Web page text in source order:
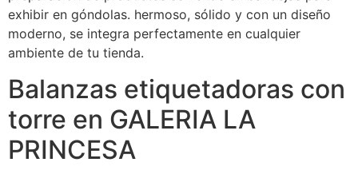
exhibir en góndolas. hermoso, sólido y con un diseño
moderno, se integra perfectamente en cualquier
ambiente de tu tienda.
Balanzas etiquetadoras con
torre en GALERIA LA
PRINCESA